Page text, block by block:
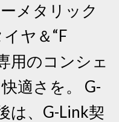
メタリック
ヤ＆“F
用のコンシェ
適さを。 G-
は、G-Link契